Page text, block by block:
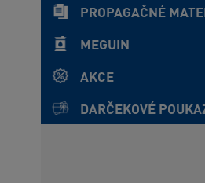
PROPAGAČNÉ
MEGUIN
AKCE
DARČEKOVÉ